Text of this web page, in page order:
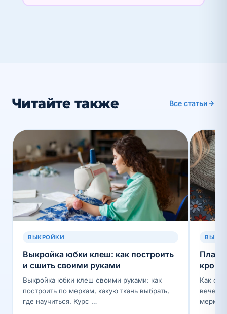
Читайте также Все статьи
ВЫКРОЙКИ
Выкройка юбки клеш: как построить
и сшить своими руками
Выкройка юбки клеш своими руками: как
построить по меркам, какую ткань выбрать,
где научиться. Курс …
крой
Как
вечер